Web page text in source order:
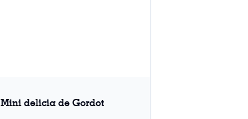
Mini delicia de Gordot